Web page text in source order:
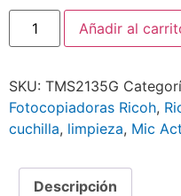
Añadir al
SKU: TMS2135G
Fotocopiadoras Ricoh,
cuchilla, limpieza, Mic
Descripción